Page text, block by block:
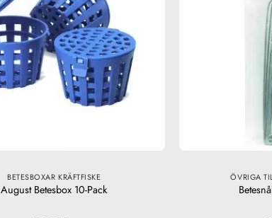
BETESBOXAR KRÄFTFISKE
August Betesbox 10-Pack
ÖVRIGA